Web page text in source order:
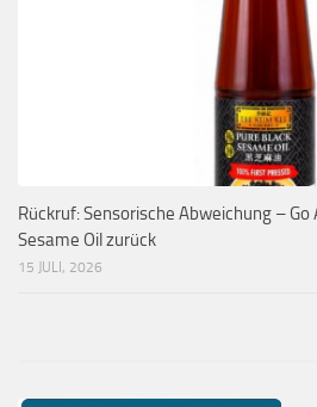
Rückruf: Sensorische Abweichung –
Sesame Oil zurück
15 JULI, 2026